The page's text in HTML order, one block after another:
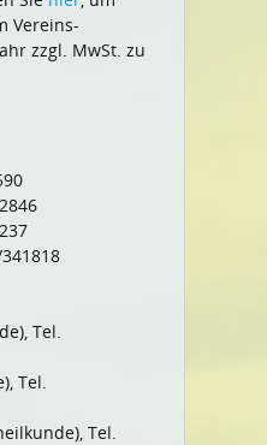
Vereins-
zzgl. MwSt. zu
Tel.
Tel.
Tel.